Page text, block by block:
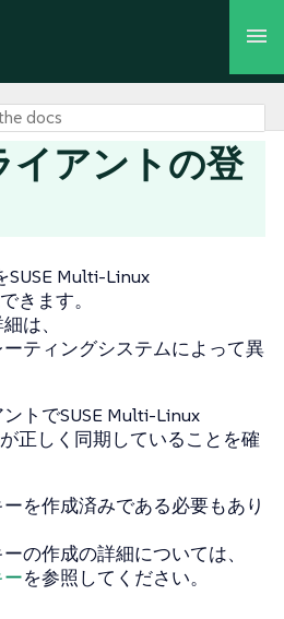
イアントの登
Multi-Linux
きます。
は、
ティングシステムによって異
トでSUSE Multi-Linux
正しく同期していることを確
を作成済みである必要もあり
の作成の詳細については、
を参照してください。